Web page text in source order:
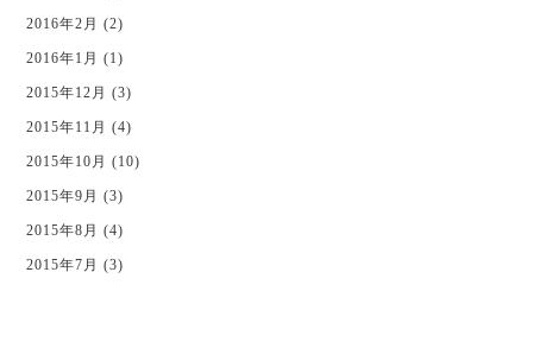
2016年2月 (2)
2016年1月 (1)
2015年12月 (3)
2015年11月 (4)
2015年10月 (10)
2015年9月 (3)
2015年8月 (4)
2015年7月 (3)